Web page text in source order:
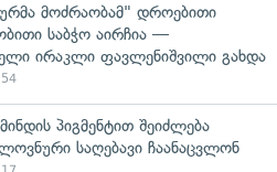
მოძრაობამ" დროებითი
საბჭო აირჩია —
ირაკლი ფავლენიშვილი გახდა
პიგმენტით შეიძლება
საღებავი ჩაანაცვლონ